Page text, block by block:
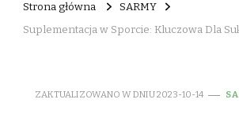
Strona główna
SARMY
Suplementacja w Sporcie: Kluczowa Dla
ZAKTUALIZOWANO W DNIU2023-10-14